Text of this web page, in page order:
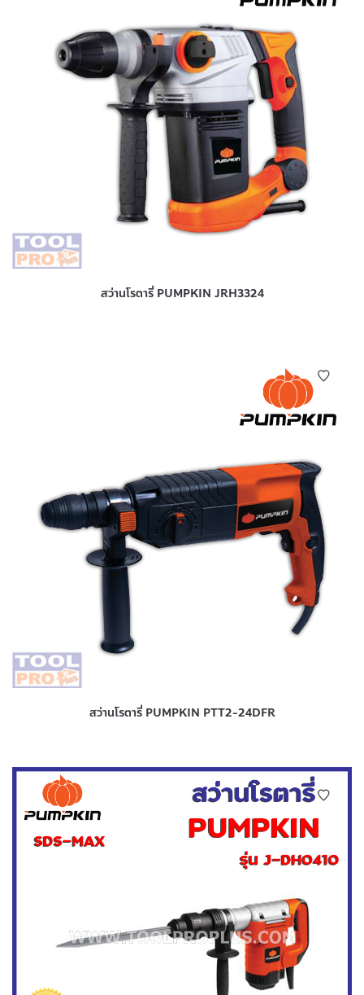
สว่านโรตารี่ PUMPKIN JRH3324
สว่านโรตารี่ PUMPKIN PTT2-24DFR